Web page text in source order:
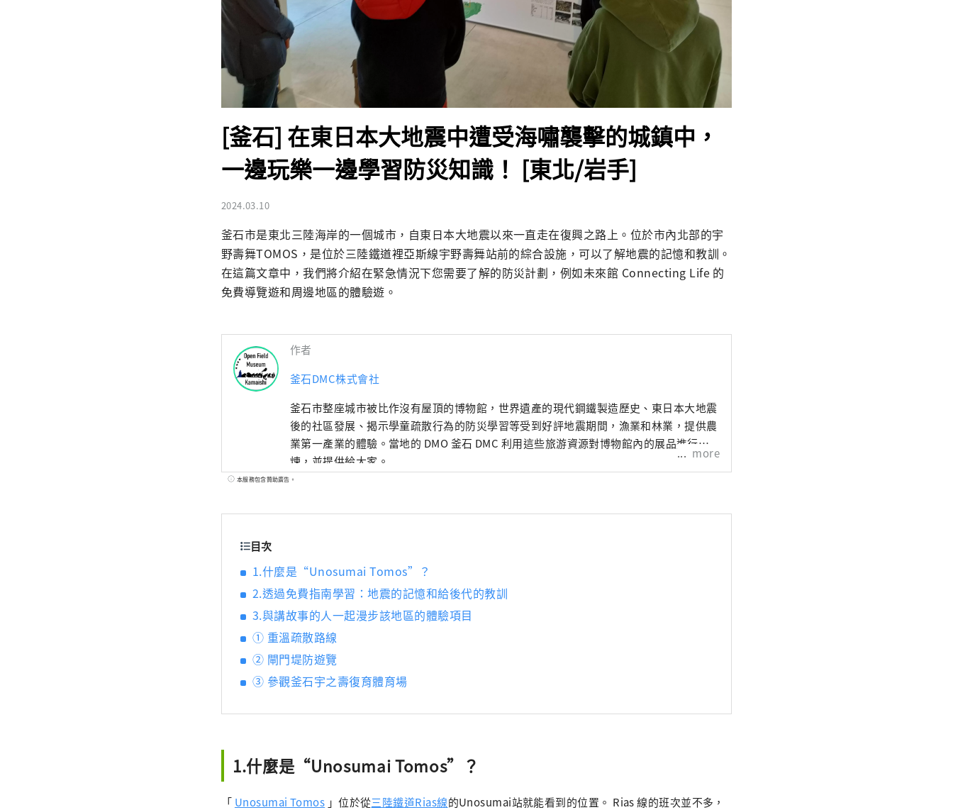
[釜石] 在東日本大地震中遭受海嘯襲擊的城鎮中，
一邊玩樂一邊學習防災知識！ [東北/岩手]
2024.03.10
釜石市是東北三陸海岸的一個城市，自東日本大地震以來一直走在復興之路上。位於市內北部的宇
野壽舞TOMOS，是位於三陸鐵道裡亞斯線宇野壽舞站前的綜合設施，可以了解地震的記憶和教訓。
在這篇文章中，我們將介紹在緊急情況下您需要了解的防災計劃，例如未來館 Connecting Life 的
免費導覽遊和周邊地區的體驗遊。
作者
釜石DMC株式會社
釜石市整座城市被比作沒有屋頂的博物館，世界遺產的現代鋼鐵製造歷史、東日本大地震
後的社區發展、揭示學童疏散行為的防災學習等受到好評地震期間，漁業和林業，提供農
業第一產業的體驗。當地的 DMO 釜石 DMC 利用這些旅游資源對博物館內的展品進行提
煉，並提供給大家。
more
本服務包含贊助廣告。
目次
1.什麼是“Unosumai Tomos”？
2.透過免費指南學習：地震的記憶和給後代的教訓
3.與講故事的人一起漫步該地區的體驗項目
① 重溫疏散路線
② 閘門堤防遊覽
③ 參觀釜石宇之壽復育體育場
1.什麼是“Unosumai Tomos”？
「 Unosumai Tomos 」位於從三陸鐵道Rias線的Unosumai站就能看到的位置。 Rias 線的班次並不多，